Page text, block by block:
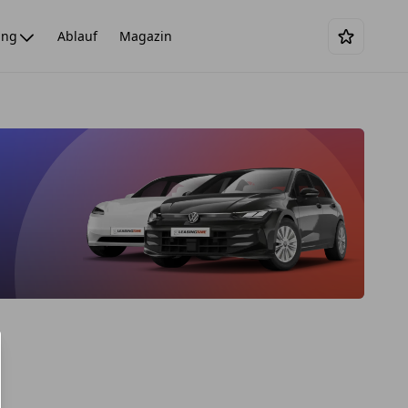
Ablauf Magazin